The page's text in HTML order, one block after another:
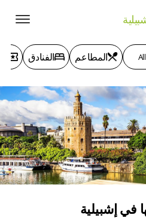
All المطاعم الفنادق
في إشبيلية